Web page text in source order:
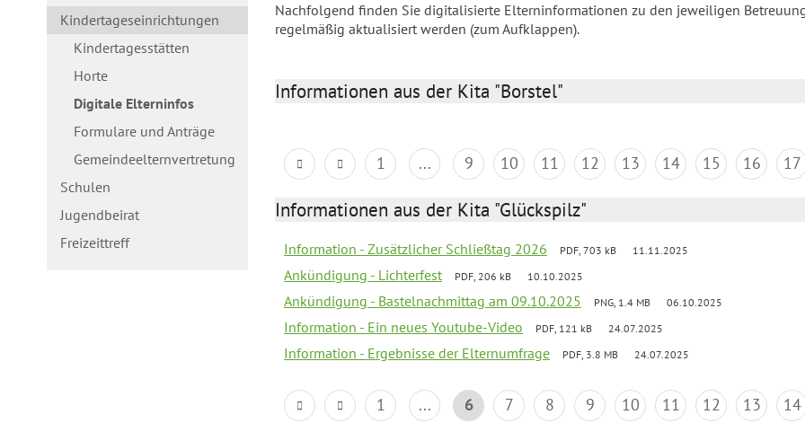
Kindertageseinrichtungen
Kindertagesstätten
Horte
Digitale Elterninfos
Formulare und Anträge
Gemeindeelternvertretung
Schulen
Jugendbeirat
Freizeittreff
Nachfolgend finden Sie digitalisierte Elterninformationen zu den jeweiligen
regelmäßig aktualisiert werden (zum Aufklappen).
Informationen aus der Kita "Borstel"
1 ... 9 10 11 12 13 14 15 16 17
Informationen aus der Kita "Glückspilz"
Information - Zusätzlicher Schließtag 2026 PDF, 703 kB 11.11.2025
Ankündigung - Lichterfest PDF, 206 kB 10.10.2025
Ankündigung - Bastelnachmittag am 09.10.2025 PNG, 1.4 MB 06.10.2025
Information - Ein neues Youtube-Video PDF, 121 kB 24.07.2025
Information - Ergebnisse der Elternumfrage PDF, 3.8 MB 24.07.2025
1 ... 6 7 8 9 10 11 12 13 14